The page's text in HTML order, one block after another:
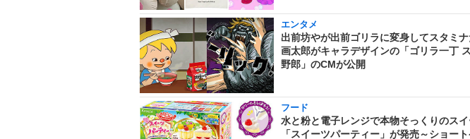
エンタメ
出前坊やが出前ゴリラに変身してスタミ
画太郎がキャラデザインの「ゴリラ一丁
野郎」のCMが公開
フード
水と粉と電子レンジで本物そっくりのス
「スイーツパーティー」が発売～ショー